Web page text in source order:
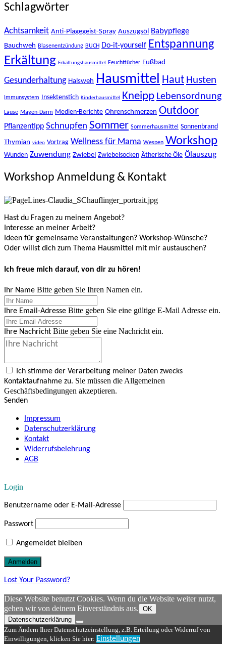
Schlagwörter
Achtsamkeit Anti-Plagegeist-Spray Auszugsöl Babypflege
Bauchweh Blasenentzündung BUCH Do-it-yourself Entspannung
Erkältung Erkältungshausmittel Feuchttücher Fußbad
Gesunderhaltung Halsweh Hausmittel Haut Husten
Immunsystem Insektenstich Kinderhausmittel Kneipp Lebensordnung
Läuse Magen-Darm Medien-Berichte Ohrenschmerzen Outdoor
Pflanzentipp Schnupfen Sommer Sommerhausmittel Sonnenbrand
Thymian video Vortrag Wellness für Mama Wespen Workshop
Wunden Zuwendung Zwiebel Zwiebelsocken Ätherische Öle Ölauszug
Workshop Anmeldung & Kontakt
Hast du Fragen zu meinem Angebot?
Interesse an meiner Arbeit?
Ideen für gemeinsame Veranstaltungen? Workshop-Wünsche?
Oder willst dich zum Thema Hausmittel mit mir austauschen?
Ich freue mich darauf, von dir zu hören!
Ihr Name Bitte geben Sie Ihren Namen ein.
Ihre Email-Adresse Bitte geben Sie eine gültige E-Mail Adresse ein.
Ihre Nachricht Bitte geben Sie eine Nachricht ein.
Ich stimme der Verarbeitung meiner Daten zwecks
Kontaktaufnahme zu. Sie müssen die Allgemeinen
Geschäftsbedingungen akzeptieren.
Senden
Impressum
Datenschutzerklärung
Kontakt
Widerrufsbelehrung
AGB
Login
Benutzername oder E-Mail-Adresse
Passwort
Angemeldet bleiben
Lost Your Password?
Diese Website benutzt Cookies. Wenn du die Website weiter nutzt,
gehen wir von deinem Einverständnis aus. OK
Datenschutzerklärung
Zum Ändern Ihrer Datenschutzeinstellung, z.B. Erteilung oder Widerruf von
Einwilligungen, klicken Sie hier: Einstellungen